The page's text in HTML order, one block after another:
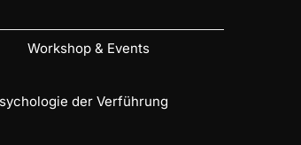
Workshop & Events
der Verführung